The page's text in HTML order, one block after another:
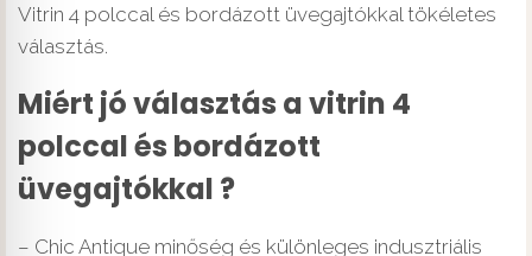
Vitrin 4 polccal és bordázott üvegajtókkal tökéletes
választás.
Miért jó választás a vitrin 4
polccal és bordázott
üvegajtókkal ?
– Chic Antique minőség és különleges indusztriális